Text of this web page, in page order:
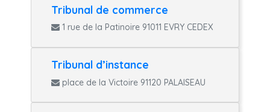
Tribunal de commerce
1 rue de la Patinoire 91011 EVRY CEDEX
Tribunal d’instance
place de la Victoire 91120 PALAISEAU